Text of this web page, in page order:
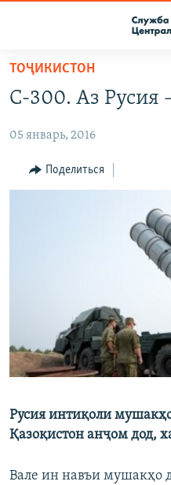
Вернуться
основному
Вернутся
КОНТАКТЫ
RFE/RL ДИРЕКТ
ТОҶИКИСТОН
С-300. Аз Русия
05 январь, 2016
Поделиться
Русия интиқоли
Қазоқистон анҷом дод,
Вале ин навъи мушакҳо